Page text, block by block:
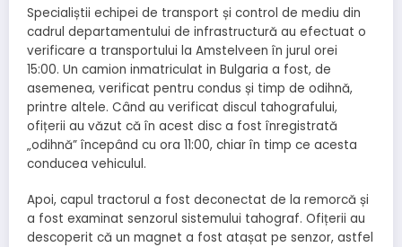
Specialiștii echipei de transport și control de mediu din
cadrul departamentului de infrastructură au efectuat o
verificare a transportului la Amstelveen în jurul orei
15:00. Un camion inmatriculat in Bulgaria a fost, de
asemenea, verificat pentru condus și timp de odihnă,
printre altele. Când au verificat discul tahografului,
ofițerii au văzut că în acest disc a fost înregistrată
„odihnă” începând cu ora 11:00, chiar în timp ce acesta
conducea vehiculul.
Apoi, capul tractorul a fost deconectat de la remorcă și
a fost examinat senzorul sistemului tahograf. Ofițerii au
descoperit că un magnet a fost atașat pe senzor, astfel